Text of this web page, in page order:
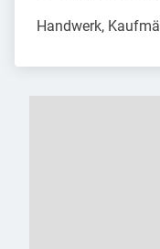
Handwerk,